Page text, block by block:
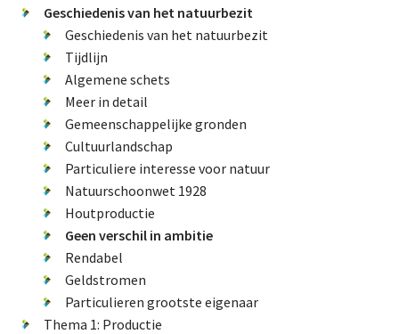
Geschiedenis van het natuurbezit
Geschiedenis van het natuurbezit
Tijdlijn
Algemene schets
Meer in detail
Gemeenschappelijke gronden
Cultuurlandschap
Particuliere interesse voor natuur
Natuurschoonwet 1928
Houtproductie
Geen verschil in ambitie
Rendabel
Geldstromen
Particulieren grootste eigenaar
Thema 1: Productie